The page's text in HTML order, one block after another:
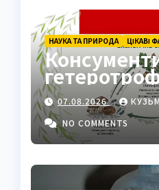
НАУКА ТА ПРИРОДА ЦІКАВІ
екосистеми
07.08.2026
NO COMMENTS